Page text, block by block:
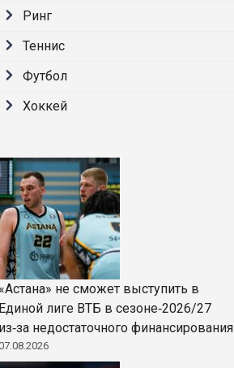
Ринг
Теннис
Футбол
Хоккей
«Астана» не сможет выступить в
Единой лиге ВТБ в сезоне‑2026/27
из‑за недостаточного финансирования